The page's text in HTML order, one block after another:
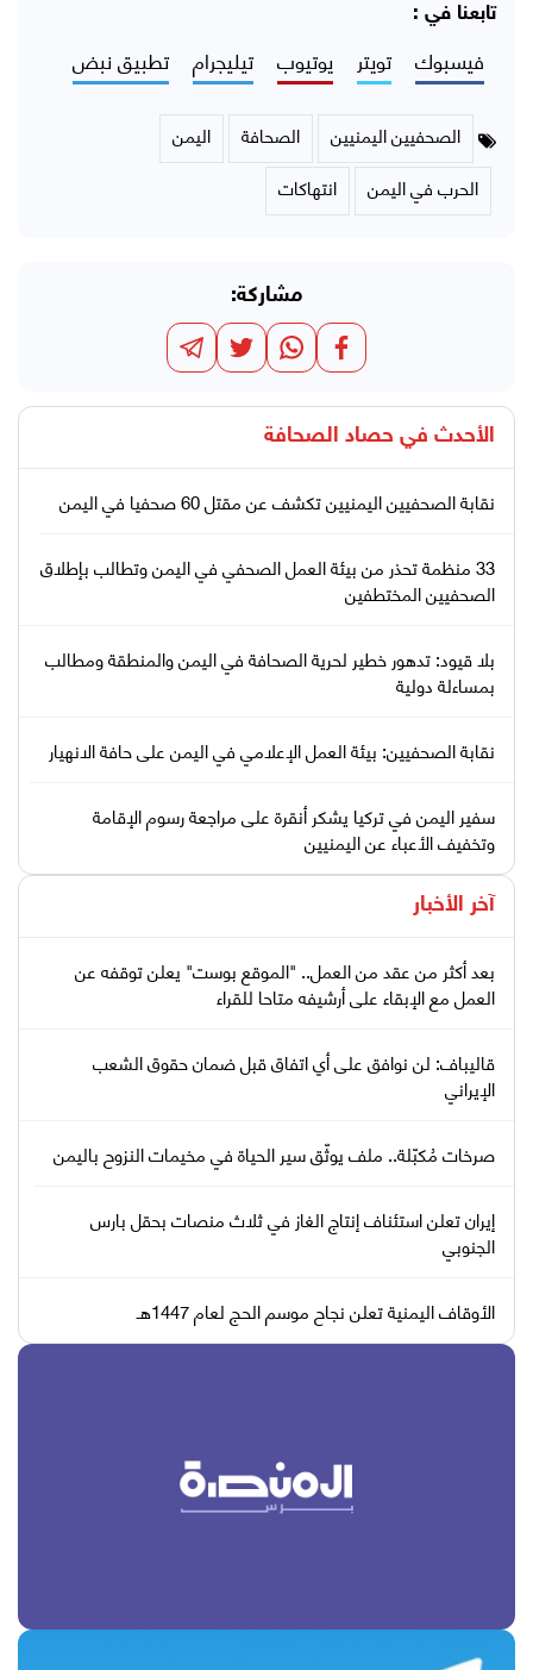
تابعنا في :
فيسبوك تويتر يوتيوب تيليجرام تطبيق نبض
الصحفيين اليمنيين الصحافة
اليمن
الحرب في اليمن
انتهاكات
مشاركة:
الأحدث في حصاد الصحافة
نقابة الصحفيين اليمنيين تكشف عن مقتل 60 صحفيا في اليمن
33 منظمة تحذر من بيئة العمل الصحفي في اليمن وتطالب بإطلاق
الصحفيين المختطفين
بلا قيود: تدهور خطير لحرية الصحافة في اليمن والمنطقة ومطالب
بمساءلة دولية
نقابة الصحفيين: بيئة العمل الإعلامي في اليمن على حافة الانهيار
سفير اليمن في تركيا يشكر أنقرة على مراجعة رسوم الإقامة
وتخفيف الأعباء عن اليمنيين
آخر الأخبار
بعد أكثر من عقد من العمل.. "الموقع بوست" يعلن توقفه عن
العمل مع الإبقاء على أرشيفه متاحا للقراء
قاليباف: لن نوافق على أي اتفاق قبل ضمان حقوق الشعب
الإيراني
صرخات مُكبّلة.. ملف يوثّق سير الحياة في مخيمات النزوح باليمن
إيران تعلن استئناف إنتاج الغاز في ثلاث منصات بحقل بارس
الجنوبي
الأوقاف اليمنية تعلن نجاح موسم الحج لعام 1447هـ